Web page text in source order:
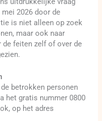
2026 door de
is niet alleen op zoek
maar ook naar
feiten zelf of over de
betrokken personen
het gratis nummer 0800
op het adres